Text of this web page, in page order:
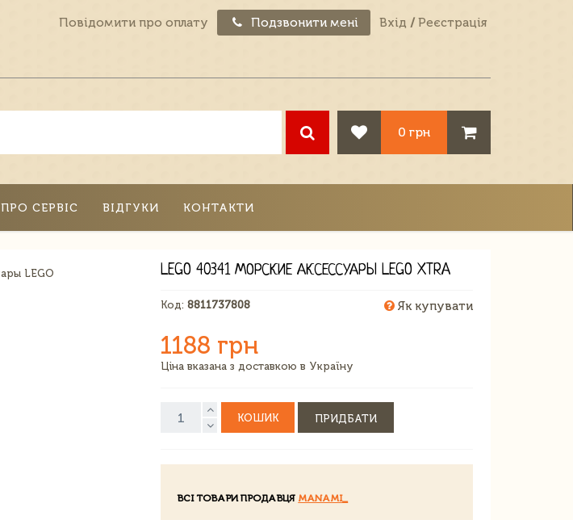
Повідомити про оплату Подзвонити мені Вхід / Реєстрація
0 грн
ПРО СЕРВІС ВІДГУКИ КОНТАКТИ
LEGO 40341 МОРСКИЕ АКСЕССУАРЫ LEGO XTRA
Код:8811737808 Як купувати
1188 грн
Ціна вказана з доставкою в Україну
КОШИК ПРИДБАТИ
ВСІ ТОВАРИ ПРОДАВЦЯ MANAMI_